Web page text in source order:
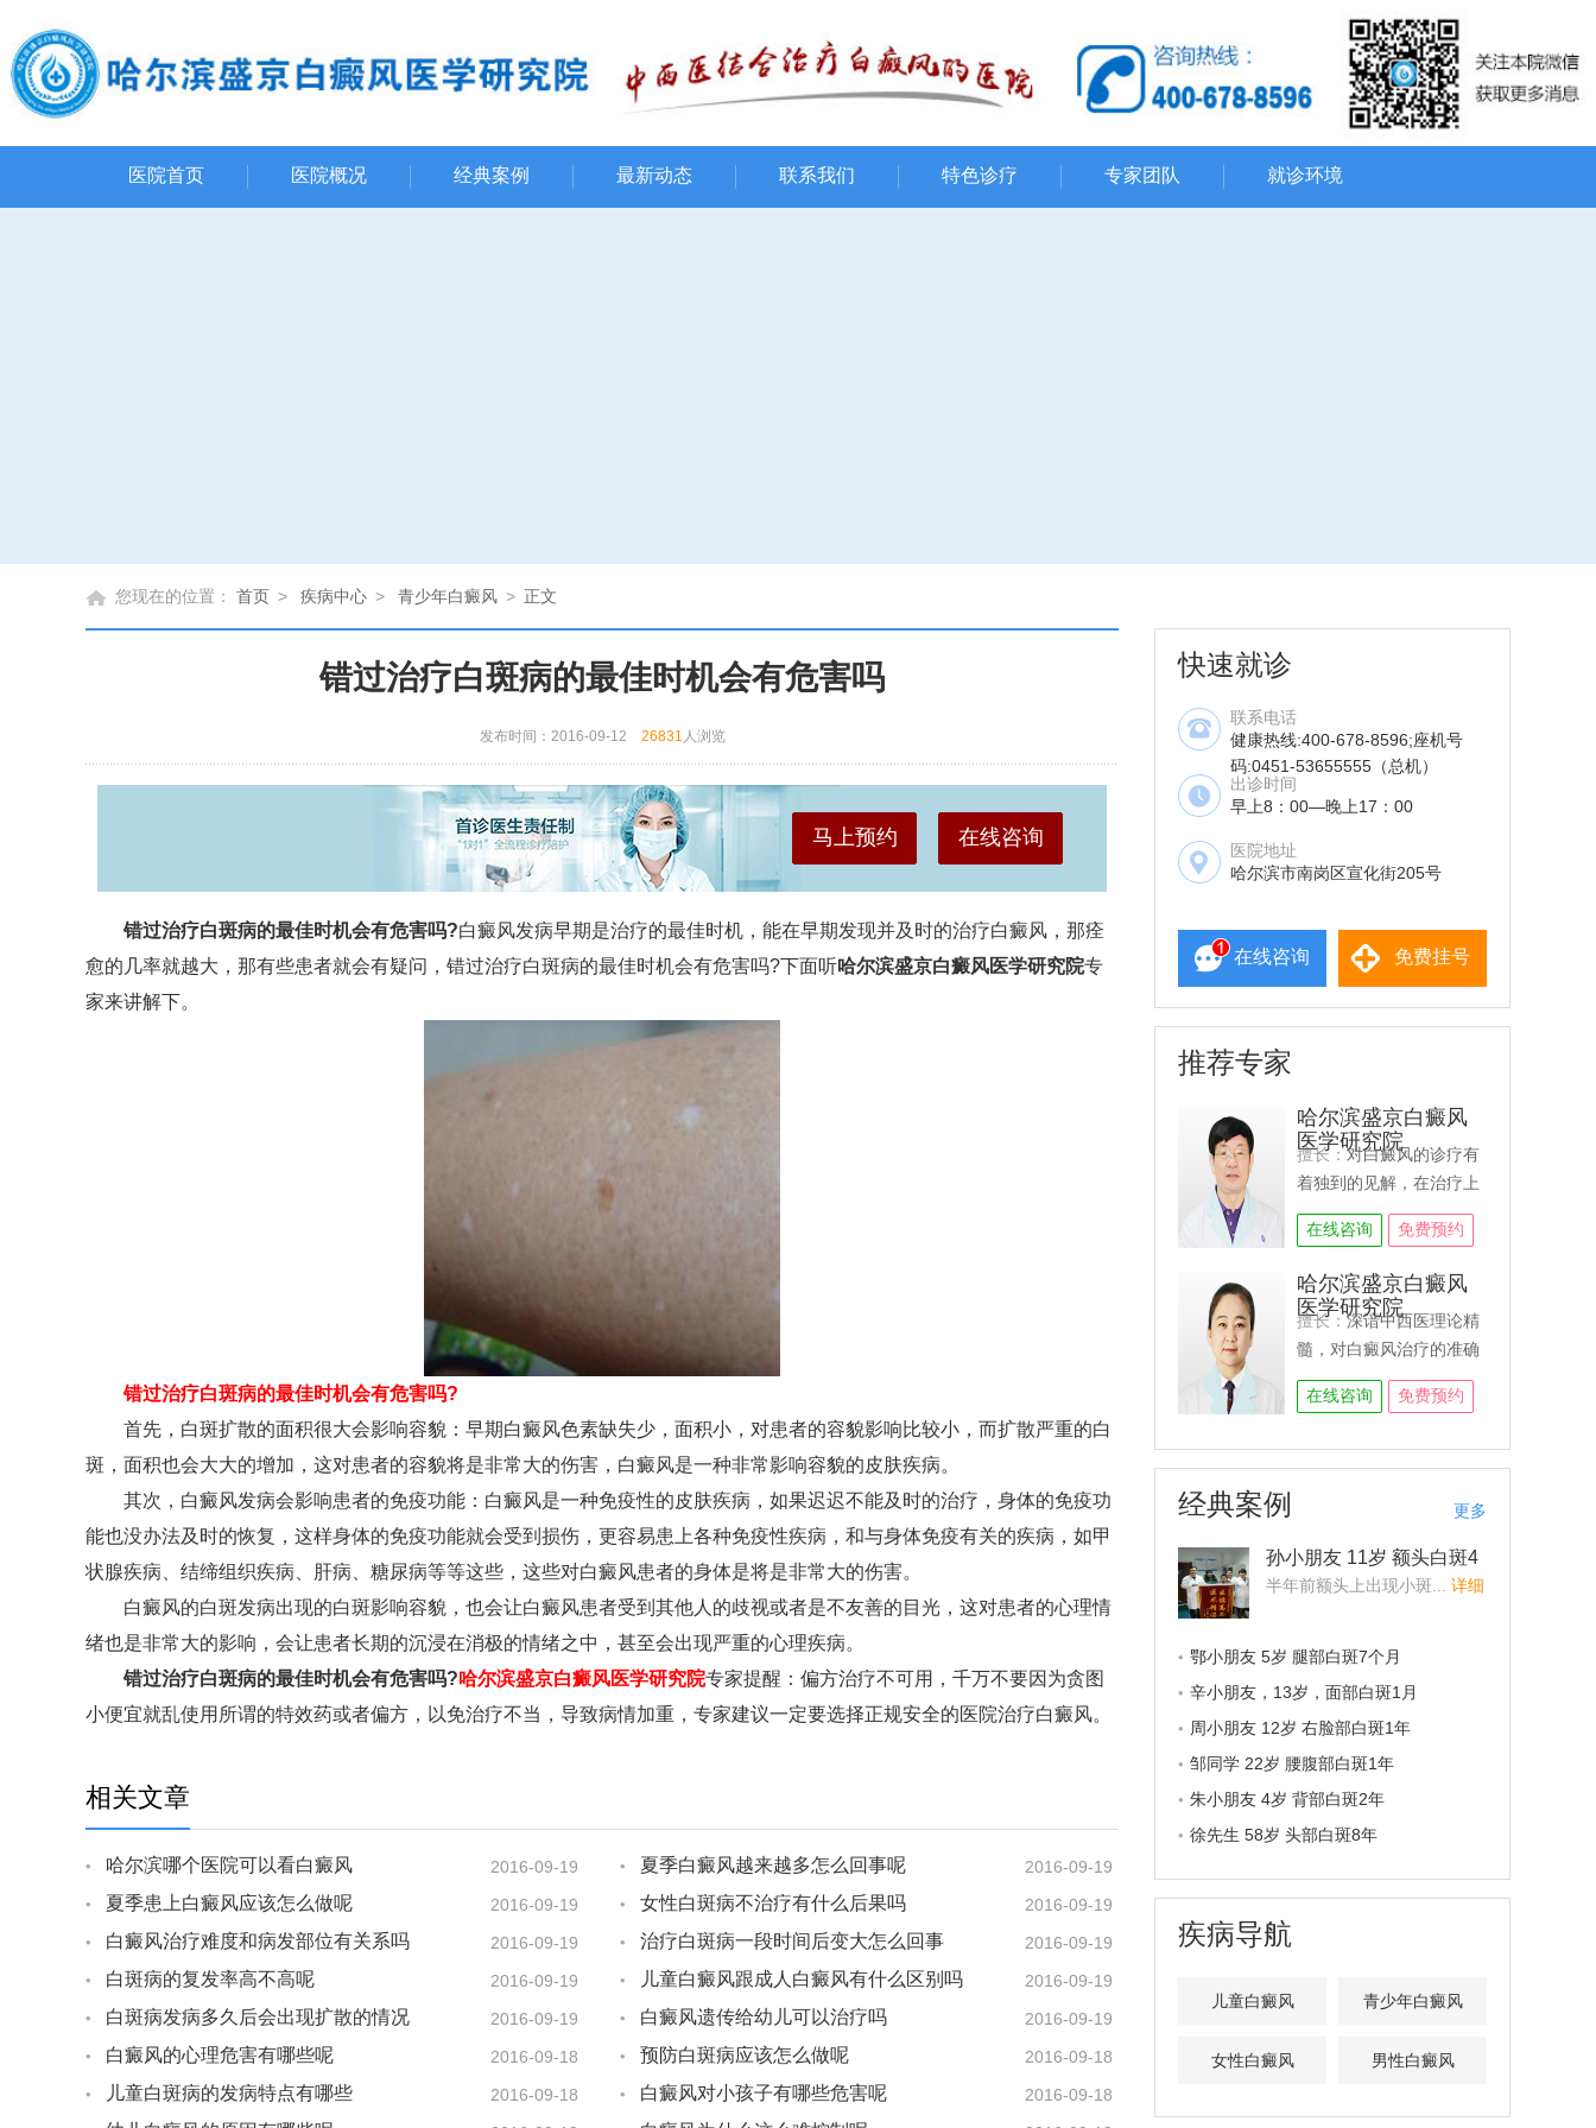
医院首页 医院概况 经典案例 最新动态 联系我们 特色诊疗 专家团队 就诊环境
您现在的位置： 首页 > 疾病中心 > 青少年白癜风 > 正文
错过治疗白斑病的最佳时机会有危害吗
发布时间：2016-09-12 26831 人浏览
在线咨询
马上预约
错过治疗白斑病的最佳时机会有危害吗?白癜风发病早期是治疗的最佳时机，能在早期发现并及时的治疗白癜风，那痊
愈的几率就越大，那有些患者就会有疑问，错过治疗白斑病的最佳时机会有危害吗?下面听哈尔滨盛京白癜风医学研究院专
家来讲解下。
错过治疗白斑病的最佳时机会有危害吗?
首先，白斑扩散的面积很大会影响容貌：早期白癜风色素缺失少，面积小，对患者的容貌影响比较小，而扩散严重的白
斑，面积也会大大的增加，这对患者的容貌将是非常大的伤害，白癜风是一种非常影响容貌的皮肤疾病。
其次，白癜风发病会影响患者的免疫功能：白癜风是一种免疫性的皮肤疾病，如果迟迟不能及时的治疗，身体的免疫功
能也没办法及时的恢复，这样身体的免疫功能就会受到损伤，更容易患上各种免疫性疾病，和与身体免疫有关的疾病，如甲
状腺疾病、结缔组织疾病、肝病、糖尿病等等这些，这些对白癜风患者的身体是将是非常大的伤害。
白癜风的白斑发病出现的白斑影响容貌，也会让白癜风患者受到其他人的歧视或者是不友善的目光，这对患者的心理情
绪也是非常大的影响，会让患者长期的沉浸在消极的情绪之中，甚至会出现严重的心理疾病。
错过治疗白斑病的最佳时机会有危害吗?哈尔滨盛京白癜风医学研究院专家提醒：偏方治疗不可用，千万不要因为贪图
小便宜就乱使用所谓的特效药或者偏方，以免治疗不当，导致病情加重，专家建议一定要选择正规安全的医院治疗白癜风。
相关文章
哈尔滨哪个医院可以看白癜风 2016-09-19 夏季白癜风越来越多怎么回事呢 2016-09-19
夏季患上白癜风应该怎么做呢 2016-09-19 女性白斑病不治疗有什么后果吗 2016-09-19
白癜风治疗难度和病发部位有关系吗 2016-09-19 治疗白斑病一段时间后变大怎么回事 2016-09-19
白斑病的复发率高不高呢 2016-09-19 儿童白癜风跟成人白癜风有什么区别吗 2016-09-19
白斑病发病多久后会出现扩散的情况 2016-09-19 白癜风遗传给幼儿可以治疗吗 2016-09-19
白癜风的心理危害有哪些呢 2016-09-18 预防白斑病应该怎么做呢 2016-09-18
儿童白斑病的发病特点有哪些 2016-09-18 白癜风对小孩子有哪些危害呢 2016-09-18
快速就诊
联系电话
健康热线:400-678-8596;座机号
码:0451-53655555（总机）
出诊时间
早上8：00—晚上17：00
医院地址
哈尔滨市南岗区宣化街205号
在线咨询 免费挂号
推荐专家
哈尔滨盛京白癜风
医学研究院
擅长：对白癜风的诊疗有
着独到的见解，在治疗上
利用“中西医结合祛白体
系”能够精准的把握白癜风
状，特别是对原因不明、
大面积白癜风、易复发白
癜风等疑难顽固型白癜风
有独特的治疗方法。在临
床诊疗中首次提出“分型、
导临床禁用急功近利的外
在线咨询 免费预约
哈尔滨盛京白癜风
医学研究院
擅长：深谙中西医理论精
髓，对白癜风治疗的准确
定性、辩证用药的独特见
解，准确的把握白癜风的
在线咨询 免费预约
经典案例 更多
孙小朋友 11岁 额头白斑4
个月
半年前额头上出现小斑... 详细
鄂小朋友 5岁 腿部白斑7个月
辛小朋友，13岁，面部白斑1月
周小朋友 12岁 右脸部白斑1年
邹同学 22岁 腰腹部白斑1年
朱小朋友 4岁 背部白斑2年
徐先生 58岁 头部白斑8年
疾病导航
儿童白癜风 青少年白癜风
女性白癜风 男性白癜风